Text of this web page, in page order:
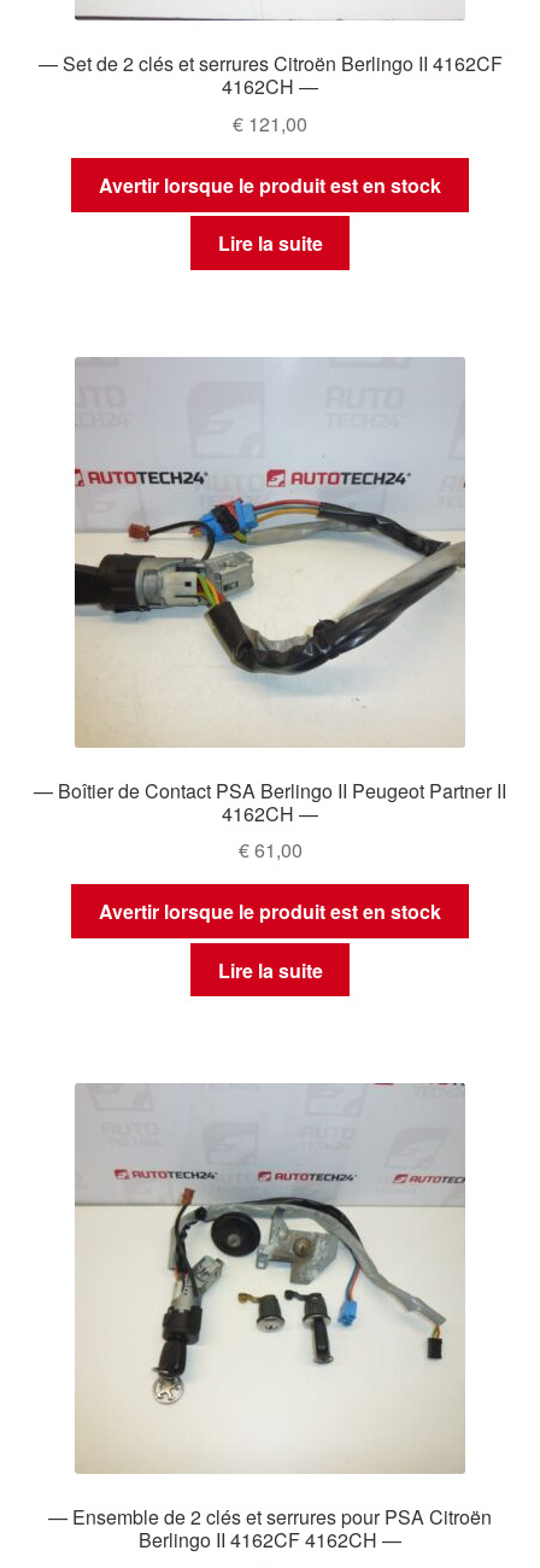
— Set de 2 clés et serrures Citroën Berlingo II 4162CF
4162CH —
€ 121,00
Avertir lorsque le produit est en stock
Lire la suite
— Boîtier de Contact PSA Berlingo II Peugeot Partner II
4162CH —
€61,00
Avertir lorsque le produit est en stock
Lire la suite
— Ensemble de 2 clés et serrures pour PSA Citroën
Berlingo II 4162CF 4162CH —